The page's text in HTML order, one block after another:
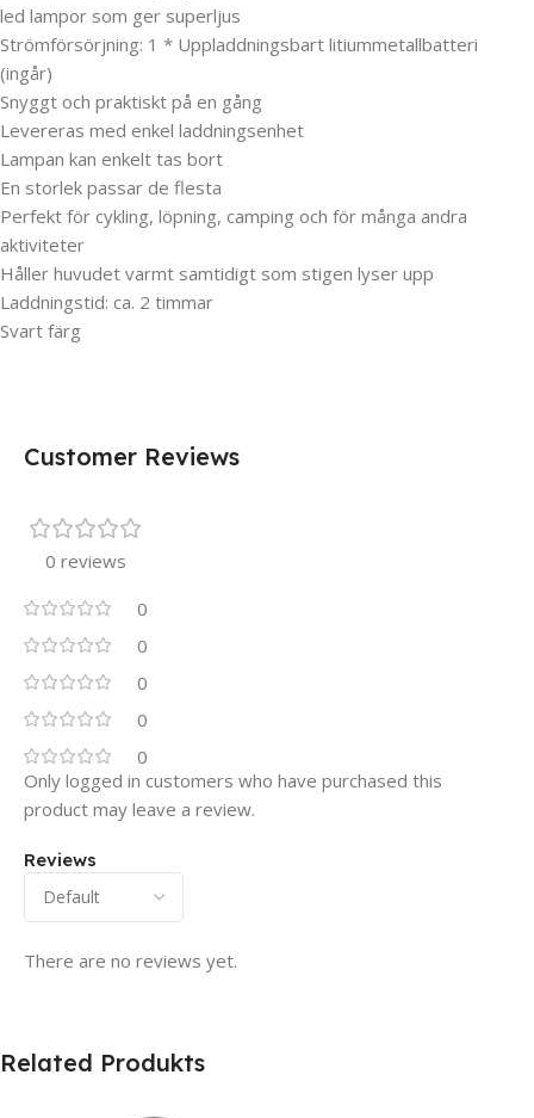
led lampor som ger superljus
Strömförsörjning: 1 * Uppladdningsbart litiummetallbatteri
(ingår)
Snyggt och praktiskt på en gång
Levereras med enkel laddningsenhet
Lampan kan enkelt tas bort
En storlek passar de flesta
Perfekt för cykling, löpning, camping och för många andra
aktiviteter
Håller huvudet varmt samtidigt som stigen lyser upp
Laddningstid: ca. 2 timmar
Svart färg
Customer Reviews
0 reviews
0
0
0
0
0
Reviews
There are no reviews yet.
Only logged in customers who have purchased this
product may leave a review.
Related Produkts